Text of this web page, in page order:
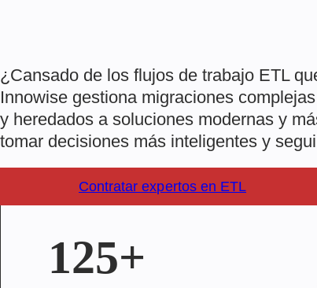
¿Cansado de los flujos de trabajo ETL
Innowise gestiona migraciones
y heredados a soluciones modernas y
tomar decisiones más inteligentes y
Contratar expertos en ETL
125+